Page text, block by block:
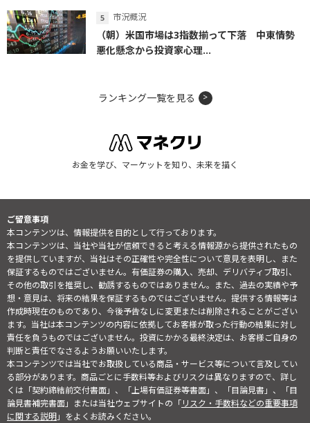
市況概況
（朝）米国市場は3指数揃って下落 中東情勢
悪化懸念から投資家心理...
ランキング一覧を見る
お金を学び、マーケットを知り、未来を描く
ご留意事項
本コンテンツは、情報提供を目的として行っております。
本コンテンツは、当社や当社が信頼できると考える情報源から提供されたもの
を提供していますが、当社はその正確性や完全性について意見を表明し、また
保証するものではございません。有価証券の購入、売却、デリバティブ取引、
その他の取引を推奨し、勧誘するものではありません。また、過去の実績や予
想・意見は、将来の結果を保証するものではございません。提供する情報等は
作成時現在のものであり、今後予告なしに変更または削除されることがござい
ます。当社は本コンテンツの内容に依拠してお客様が取った行動の結果に対し
責任を負うものではございません。投資にかかる最終決定は、お客様ご自身の
判断と責任でなさるようお願いいたします。
本コンテンツでは当社でお取扱している商品・サービス等について言及してい
る部分があります。商品ごとに手数料等およびリスクは異なりますので、詳し
くは「契約締結前交付書面」、「上場有価証券等書面」、「目論見書」、「目
論見書補完書面」または当社ウェブサイトの「リスク・手数料などの重要事項
に関する説明」をよくお読みください。